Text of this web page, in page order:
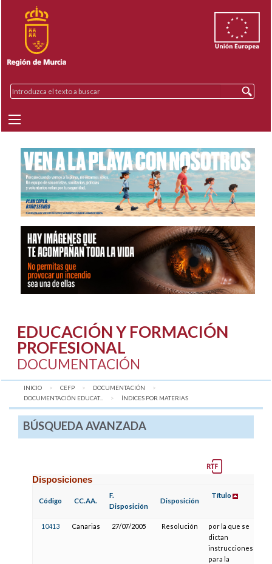
EDUCACIÓN Y FORMACIÓN
PROFESIONAL
DOCUMENTACIÓN
INICIO CEFP
DOCUMENTACIÓN
DOCUMENTACIÓN EDUCAT...
AQUÍ:
ÍNDICES POR MATERIAS
BÚSQUEDA AVANZADA
Disposiciones
Código CC.AA.
F.
Disposición
Disposición
Título
10413 Canarias 27/07/2005 Resolución
por la que se
dictan
instrucciones
para la